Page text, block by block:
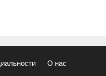
О нас